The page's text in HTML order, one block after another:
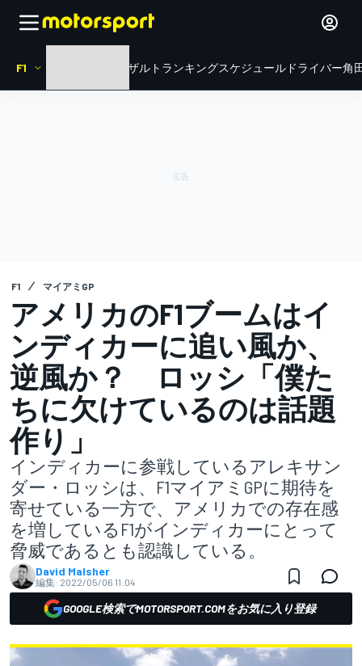
F1 リザルト ランキングスケジュール ドライバー角
F1 マイアミGP
アメリカのF1ブームはイ
ンディカーに追い風か、
逆風か？ ロッシ「僕た
ちに欠けているのは話題
作り」
インディカーに参戦しているアレキサン
ダー・ロッシは、F1マイアミGPに期待を
寄せている一方で、アメリカでの存在感
を増しているF1がインディカーにとって
脅威であるとも認識している。
David Malsher
編集: 2022/05/06 11:04
GOOGLE検索でMOTORSPORT.COMをお気に入り登録